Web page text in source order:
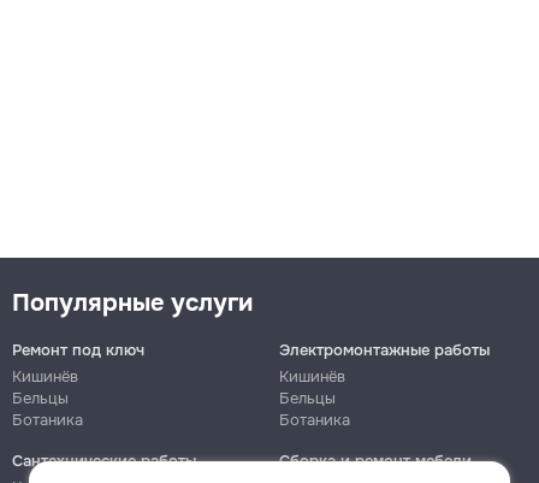
Популярные услуги
Ремонт под ключ
Кишинёв
Бельцы
Ботаника
Электромонтажные работы
Кишинёв
Бельцы
Ботаника
Сантехнические работы
Сборка и ремонт мебели